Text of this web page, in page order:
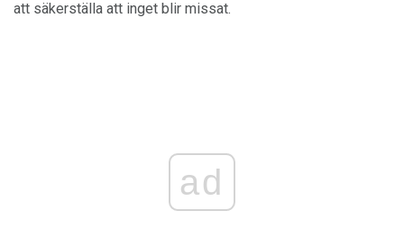
att säkerställa att inget blir missat.
ad